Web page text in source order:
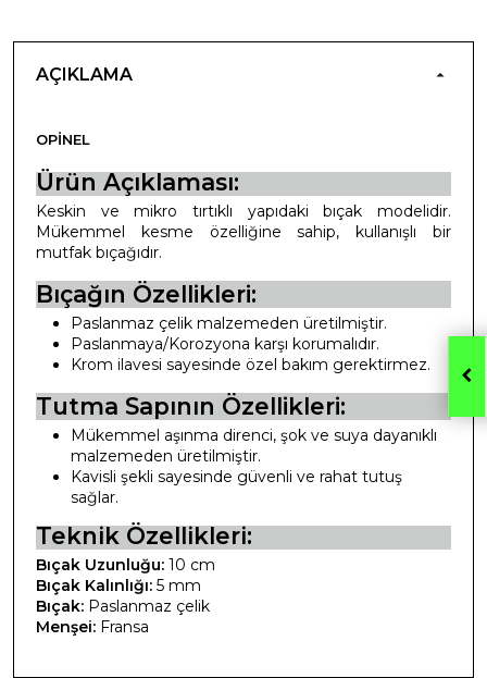
AÇIKLAMA
OPINEL
Ürün Açıklaması:
Keskin ve mikro tırtıklı yapıdaki bıçak modelidir.
Mükemmel kesme özelliğine sahip, kullanışlı bir
mutfak bıçağıdır.
Bıçağın Özellikleri:
Paslanmaz çelik malzemeden üretilmiştir.
Paslanmaya/Korozyona karşı korumalıdır.
Krom ilavesi sayesinde özel bakım gerektirmez.
Tutma Sapının Özellikleri:
Mükemmel aşınma direnci, şok ve suya dayanıklı
malzemeden üretilmiştir.
Kavisli şekli sayesinde güvenli ve rahat tutuş
sağlar.
Teknik Özellikleri:
Bıçak Uzunluğu: 10 cm
Bıçak Kalınlığı: 5 mm
Bıçak: Paslanmaz çelik
Menşei: Fransa